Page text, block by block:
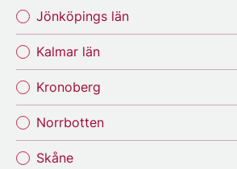
Jönköpings län
Kalmar län
Kronoberg
Norrbotten
Skåne